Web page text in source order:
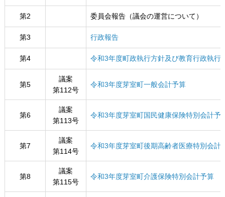
第2 委員会報告（議会の運営について）
第3 行政報告
第4 令和3年度町政執行方針及び教育行政執行
第5
議案
第112号
令和3年度芽室町一般会計予算
第6
議案
第113号
令和3年度芽室町国民健康保険特別会計予
第7
議案
第114号
令和3年度芽室町後期高齢者医療特別会計
第8
議案
第115号
令和3年度芽室町介護保険特別会計予算